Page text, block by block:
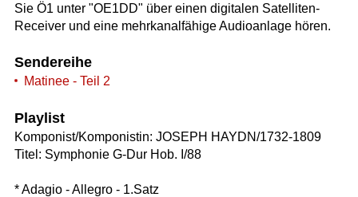
Sie Ö1 unter "OE1DD" über einen digitalen Satelliten-
Receiver und eine mehrkanalfähige Audioanlage hören.
Sendereihe
Matinee - Teil 2
Playlist
Komponist/Komponistin: JOSEPH HAYDN/1732-1809
Titel: Symphonie G-Dur Hob. I/88
* Adagio - Allegro - 1.Satz